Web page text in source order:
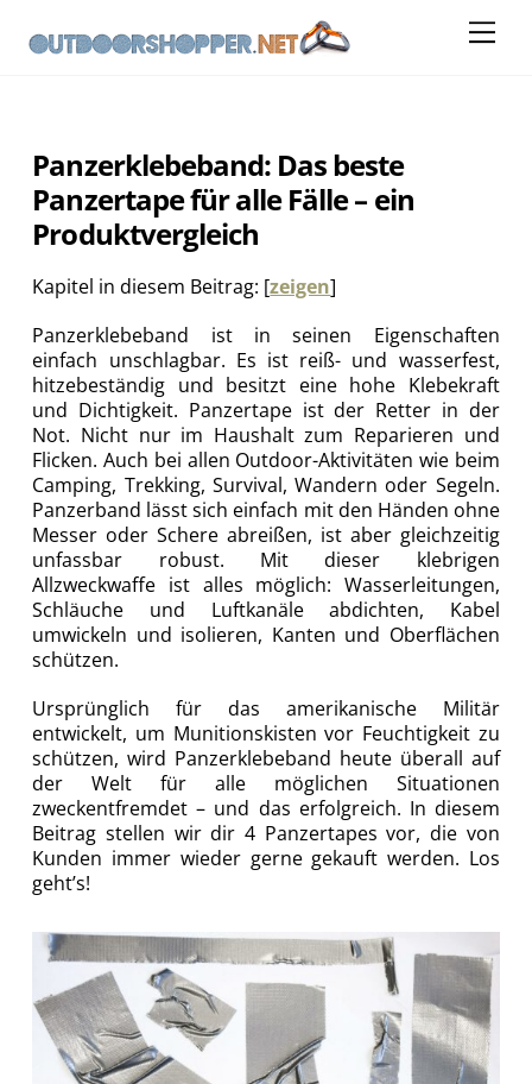
content
Panzerklebeband: Das beste
Panzertape für alle Fälle – ein
Produktvergleich
Kapitel in diesem Beitrag: [zeigen]
Panzerklebeband ist in seinen Eigenschaften
einfach unschlagbar. Es ist reiß- und wasserfest,
hitzebeständig und besitzt eine hohe Klebekraft
und Dichtigkeit. Panzertape ist der Retter in der
Not. Nicht nur im Haushalt zum Reparieren und
Flicken. Auch bei allen Outdoor-Aktivitäten wie beim
Camping, Trekking, Survival, Wandern oder Segeln.
Panzerband lässt sich einfach mit den Händen ohne
Messer oder Schere abreißen, ist aber gleichzeitig
unfassbar robust. Mit dieser klebrigen
Allzweckwaffe ist alles möglich: Wasserleitungen,
Schläuche und Luftkanäle abdichten, Kabel
umwickeln und isolieren, Kanten und Oberflächen
schützen.
Ursprünglich für das amerikanische Militär
entwickelt, um Munitionskisten vor Feuchtigkeit zu
schützen, wird Panzerklebeband heute überall auf
der Welt für alle möglichen Situationen
zweckentfremdet – und das erfolgreich. In diesem
Beitrag stellen wir dir 4 Panzertapes vor, die von
Kunden immer wieder gerne gekauft werden. Los
geht’s!